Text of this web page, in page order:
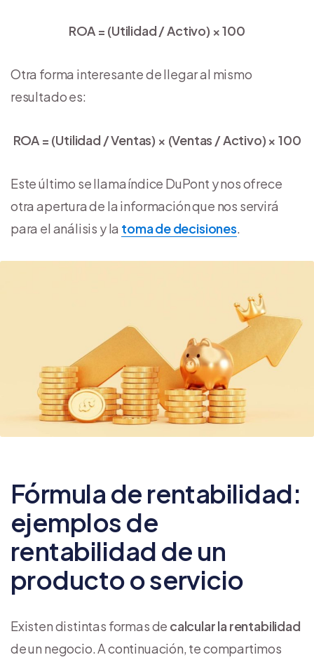
ROA = (Utilidad / Activo) × 100
Otra forma interesante de llegar al mismo
resultado es:
ROA = (Utilidad / Ventas) × (Ventas / Activo) × 100
Este último se llama índice DuPont y nos ofrece
otra apertura de la información que nos servirá
para el análisis y la toma de decisiones.
Fórmula de rentabilidad:
ejemplos de
rentabilidad de un
producto o servicio
Existen distintas formas de calcular la rentabilidad
de un negocio. A continuación, te compartimos